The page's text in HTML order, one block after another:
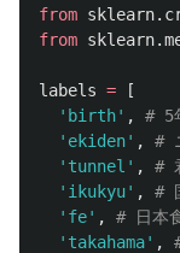
from
from
labels =
[
' birth' ,
' ekiden' ,
' tunnel ' ,
' ikukyu' ,
' fe' ,
' takahama' ,